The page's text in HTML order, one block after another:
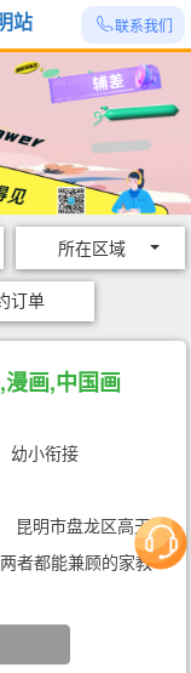
联系我们
站
所在区域
订单
画,中国画
幼小衔接
昆明市盘龙区高天流
期家教）
者都能兼顾的家教